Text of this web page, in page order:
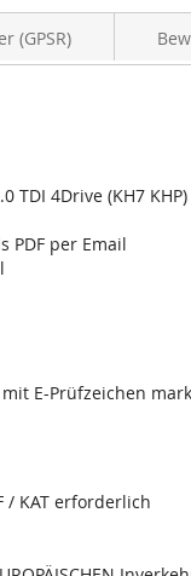
(GPSR)
TDI 4Drive (KH7
PDF per Email
E-Prüfzeichen
/ KAT erforderlich